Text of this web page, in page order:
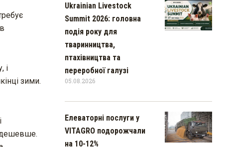
і
зими.
дешевше.
Ukrainian Livestock
Summit 2026: головна
подія року для
тваринництва,
птахівництва та
переробної галузі
05.08.2026
Елеваторні послуги у
VITAGRO подорожчали
на 10-12%